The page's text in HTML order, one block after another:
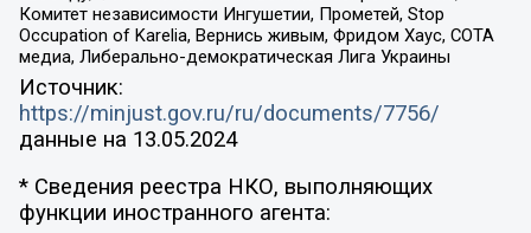
Комитет независимости Ингушетии, Прометей, Stop
Occupation of Karelia, Вернись живым, Фридом Хаус, СОТА
медиа, Либерально-демократическая Лига Украины
Источник:
https://minjust.gov.ru/ru/documents/7756/
данные на 13.05.2024
* Сведения реестра НКО, выполняющих
функции иностранного агента: